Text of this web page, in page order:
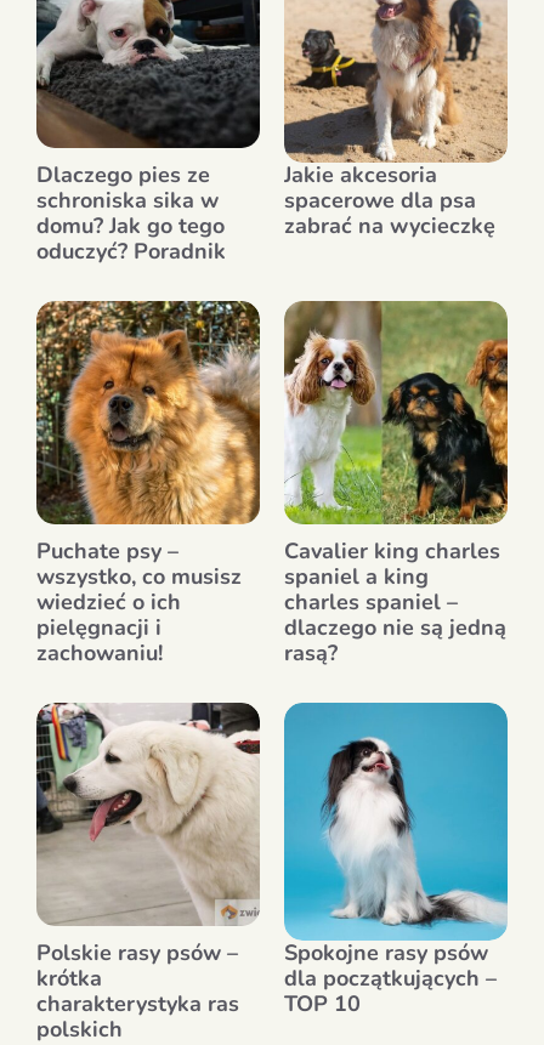
Dlaczego pies ze
schroniska sika w
domu? Jak go tego
oduczyć? Poradnik
Jakie akcesoria
spacerowe dla psa
zabrać na wycieczkę
Puchate psy –
wszystko, co musisz
wiedzieć o ich
pielęgnacji i
zachowaniu!
Cavalier king charles
spaniel a king
charles spaniel –
dlaczego nie są jedną
rasą?
Polskie rasy psów –
krótka
charakterystyka ras
polskich
Spokojne rasy psów
dla początkujących –
TOP 10